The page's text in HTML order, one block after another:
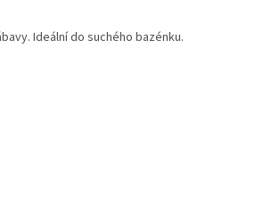
Ideální do suchého bazénku.